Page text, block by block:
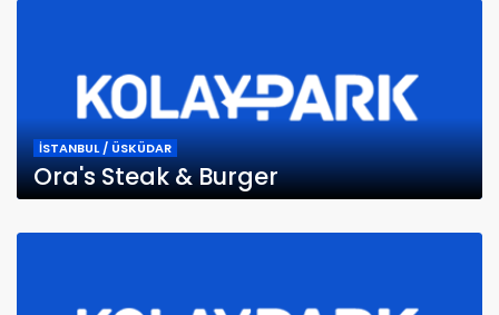
İSTANBUL / ÜSKÜDAR
Ora's Steak & Burger